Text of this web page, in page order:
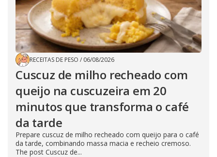
RECEITAS DE PESO / 06/08/2026
Cuscuz de milho recheado com
queijo na cuscuzeira em 20
minutos que transforma o café
da tarde
Prepare cuscuz de milho recheado com queijo para o café
da tarde, combinando massa macia e recheio cremoso.
The post Cuscuz de...